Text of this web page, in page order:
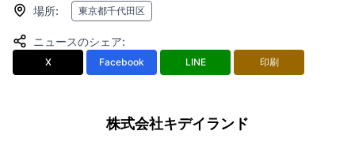
場所: 東京都千代田区
ニュースのシェア:
X Facebook LINE 印刷
株式会社キデイランド